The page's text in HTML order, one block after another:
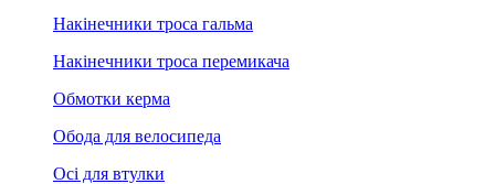
Накінечники троса гальма
Накінечники троса перемикача
Обмотки керма
Обода для велосипеда
Осі для втулки